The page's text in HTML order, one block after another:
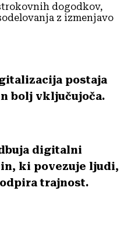
dogodkov,
z izmenjavo
postaja
bolj vključujoča.
digitalni
ki povezuje ljudi,
trajnost.